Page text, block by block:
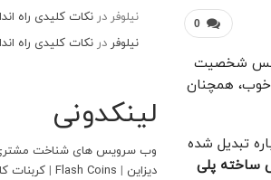
0
حس شخصیت
خوب، همچنان
تبدیل شده
ساخته پلی
نیلوفر در نکات کلیدی راه
نیلوفر در نکات کلیدی راه
لینکدونی
وب سرویس های شناخت
دیزاین|
Flash Coins
| کربنات